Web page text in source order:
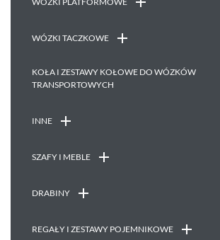
WÓZKI TACZKOWE
KOŁA I ZESTAWY KOŁOWE DO WÓZKÓW
TRANSPORTOWYCH
INNE
SZAFY I MEBLE
DRABINY
REGAŁY I ZESTAWY POJEMNIKOWE